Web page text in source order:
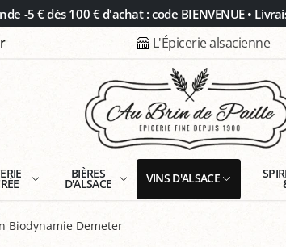
-5 € dès 100 € d'achat : code BIENVENUE •
L'Épicerie alsacienne
BIÈRES
D'ALSACE VINS D'ALSACE
Biodynamie Demeter